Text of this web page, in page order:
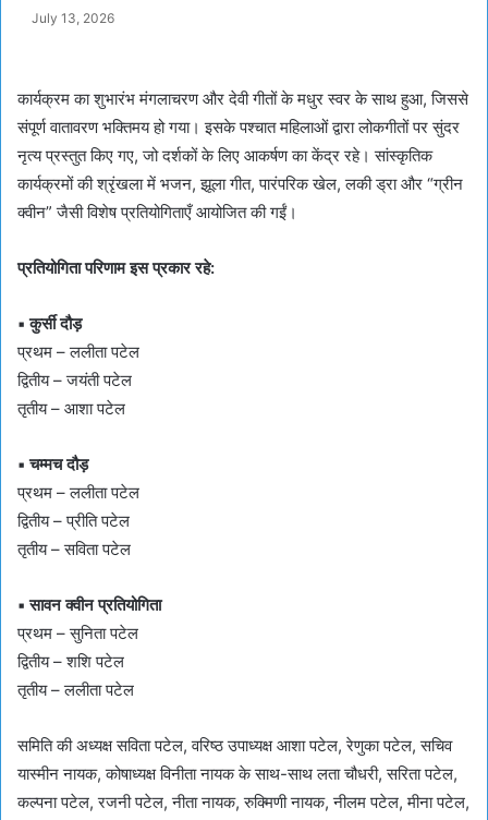
July 13, 2026
कार्यक्रम का शुभारंभ मंगलाचरण और देवी गीतों के मधुर स्वर के साथ हुआ, जिससे
संपूर्ण वातावरण भक्तिमय हो गया। इसके पश्चात महिलाओं द्वारा लोकगीतों पर सुंदर
नृत्य प्रस्तुत किए गए, जो दर्शकों के लिए आकर्षण का केंद्र रहे। सांस्कृतिक
कार्यक्रमों की श्रृंखला में भजन, झूला गीत, पारंपरिक खेल, लकी ड्रा और “ग्रीन
क्वीन” जैसी विशेष प्रतियोगिताएँ आयोजित की गईं।
प्रतियोगिता परिणाम इस प्रकार रहे:
▪ कुर्सी दौड़
प्रथम – ललीता पटेल
द्वितीय – जयंती पटेल
तृतीय – आशा पटेल
▪ चम्मच दौड़
प्रथम – ललीता पटेल
द्वितीय – प्रीति पटेल
तृतीय – सविता पटेल
▪ सावन क्वीन प्रतियोगिता
प्रथम – सुनिता पटेल
द्वितीय – शशि पटेल
तृतीय – ललीता पटेल
समिति की अध्यक्ष सविता पटेल, वरिष्ठ उपाध्यक्ष आशा पटेल, रेणुका पटेल, सचिव
यास्मीन नायक, कोषाध्यक्ष विनीता नायक के साथ-साथ लता चौधरी, सरिता पटेल,
कल्पना पटेल, रजनी पटेल, नीता नायक, रुक्मिणी नायक, नीलम पटेल, मीना पटेल,